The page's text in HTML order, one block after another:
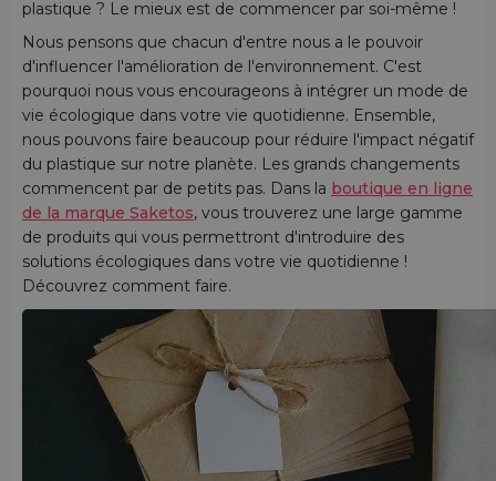
plastique ? Le mieux est de commencer par soi-même !
Nous pensons que chacun d'entre nous a le pouvoir
d'influencer l'amélioration de l'environnement. C'est
pourquoi nous vous encourageons à intégrer un mode de
vie écologique dans votre vie quotidienne. Ensemble,
nous pouvons faire beaucoup pour réduire l'impact négatif
du plastique sur notre planète. Les grands changements
commencent par de petits pas. Dans la boutique en ligne
de la marque Saketos, vous trouverez une large gamme
de produits qui vous permettront d'introduire des
solutions écologiques dans votre vie quotidienne !
Découvrez comment faire.